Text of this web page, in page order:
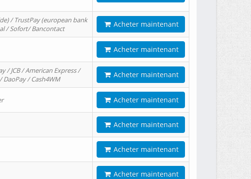
/ TrustPay (european bank
/ Sofort/ Bancontact
Acheter maintenant
Acheter maintenant
/ JCB / American Express /
DaoPay / Cash4WM
Acheter maintenant
Acheter maintenant
Acheter maintenant
Acheter maintenant
Acheter maintenant